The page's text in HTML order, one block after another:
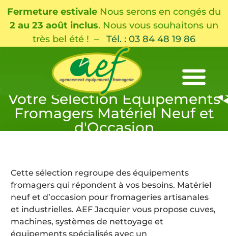
Fermeture estivale Nous serons en congés du
2 au 23 août inclus. Nous vous souhaitons un
très bel été ! – Tél. : 03 84 48 19 86
Votre Sélection Équipements
Fromagers Matériel Neuf et
d'Occasion
Cette sélection regroupe des équipements
fromagers qui répondent à vos besoins. Matériel
neuf et d’occasion pour fromageries artisanales
et industrielles. AEF Jacquier vous propose cuves,
machines, systèmes de nettoyage et
équipements spécialisés avec un